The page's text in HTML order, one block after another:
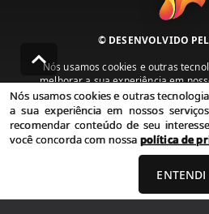
© DESENVOLVIDO
Nós usamos cookies e outras
melhorar a sua experiência em
publicidade e recomendar conteúdo
nossos serviços, você concorda com
termos de uso.
Política de Privacidade
Nós usamos cookies e outras
a sua experiência em nossos
recomendar conteúdo de seu
você concorda com nossa política de
ENTENDI